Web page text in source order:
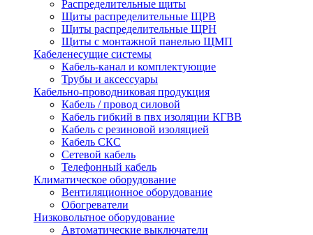
Распределительные щиты
Щиты распределительные ЩРВ
Щиты распределительные ЩРН
Щиты с монтажной панелью ЩМП
Кабеленесущие системы
Кабель-канал и комплектующие
Трубы и аксессуары
Кабельно-проводниковая продукция
Кабель / провод силовой
Кабель гибкий в пвх изоляции КГВВ
Кабель с резиновой изоляцией
Кабель СКС
Сетевой кабель
Телефонный кабель
Климатическое оборудование
Вентиляционное оборудование
Обогреватели
Низковольтное оборудование
Автоматические выключатели